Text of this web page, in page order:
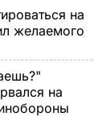
на
желаемого
на